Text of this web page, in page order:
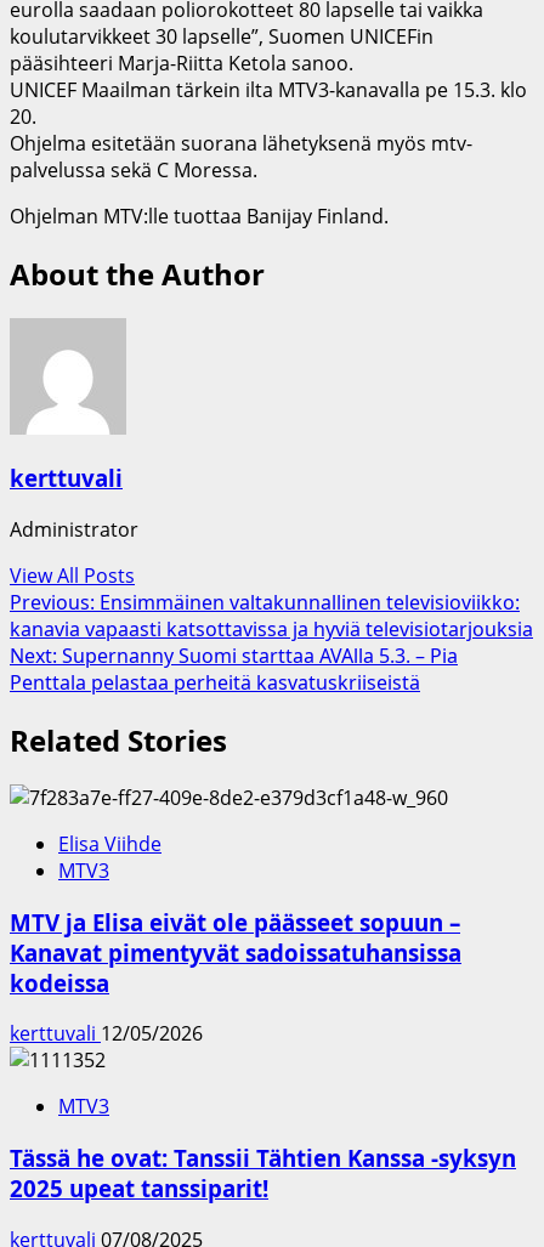
eurolla saadaan poliorokotteet 80 lapselle tai vaikka
koulutarvikkeet 30 lapselle”, Suomen UNICEFin
pääsihteeri Marja-Riitta Ketola sanoo.
UNICEF Maailman tärkein ilta MTV3-kanavalla pe 15.3. klo
20.
Ohjelma esitetään suorana lähetyksenä myös mtv-
palvelussa sekä C Moressa.
Ohjelman MTV:lle tuottaa Banijay Finland.
About the Author
kerttuvali
Administrator
View All Posts
Post
navigation
Previous: Ensimmäinen valtakunnallinen televisioviikko:
kanavia vapaasti katsottavissa ja hyviä televisiotarjouksia
Next: Supernanny Suomi starttaa AVAlla 5.3. – Pia
Penttala pelastaa perheitä kasvatuskriiseistä
Related Stories
Elisa Viihde
MTV3
MTV ja Elisa eivät ole päässeet sopuun –
Kanavat pimentyvät sadoissatuhansissa
kodeissa
kerttuvali 12/05/2026
MTV3
Tässä he ovat: Tanssii Tähtien Kanssa -syksyn
2025 upeat tanssiparit!
kerttuvali 07/08/2025